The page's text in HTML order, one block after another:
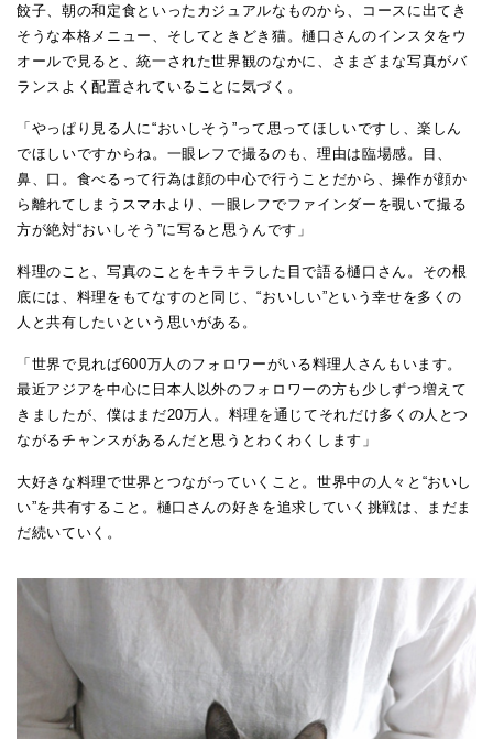
餃子、朝の和定食といったカジュアルなものから、コースに出てき
そうな本格メニュー、そしてときどき猫。樋口さんのインスタをウ
オールで見ると、統一された世界観のなかに、さまざまな写真がバ
ランスよく配置されていることに気づく。
「やっぱり見る人に“おいしそう”って思ってほしいですし、楽しん
でほしいですからね。一眼レフで撮るのも、理由は臨場感。目、
鼻、口。食べるって行為は顔の中心で行うことだから、操作が顔か
ら離れてしまうスマホより、一眼レフでファインダーを覗いて撮る
方が絶対“おいしそう”に写ると思うんです」
料理のこと、写真のことをキラキラした目で語る樋口さん。その根
底には、料理をもてなすのと同じ、“おいしい”という幸せを多くの
人と共有したいという思いがある。
「世界で見れば600万人のフォロワーがいる料理人さんもいます。
最近アジアを中心に日本人以外のフォロワーの方も少しずつ増えて
きましたが、僕はまだ20万人。料理を通じてそれだけ多くの人とつ
ながるチャンスがあるんだと思うとわくわくします」
大好きな料理で世界とつながっていくこと。世界中の人々と“おいし
い”を共有すること。樋口さんの好きを追求していく挑戦は、まだま
だ続いていく。